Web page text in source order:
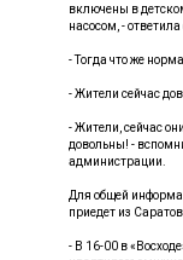
включены в
насосом, -
- Тогда что же
- Жители сейчас
- Жители, сейчас
довольны! -
администрации.
Для общей
приедет из
- В 16-00 в